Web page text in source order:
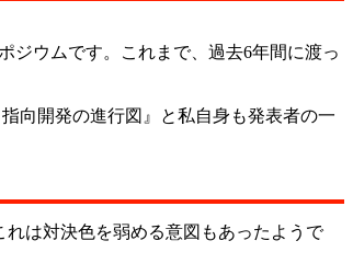
ジウムです。これまで、過去6年間に渡っ
向開発の進行図』と私自身も発表者の一
れは対決色を弱める意図もあったようで